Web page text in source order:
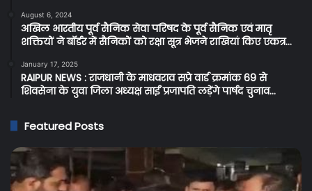
August 6, 2024
अखिल भारतीय पूर्व सैनिक सेवा परिषद के पूर्व सैनिक एवं मातृ
शक्तियों ने बॉर्डर में सैनिकों को रक्षा सूत्र भेजने राखियां किए एकत्र…
January 17, 2025
RAIPUR NEWS : राजधानी के माधवराव सप्रे वार्ड क्रमांक 69 से
शिवसेना के युवा जिला अध्यक्ष साईं प्रजापति लड़ेंगे पार्षद चुनाव…
Featured Posts
Raipur
Breaking:
रायपुर